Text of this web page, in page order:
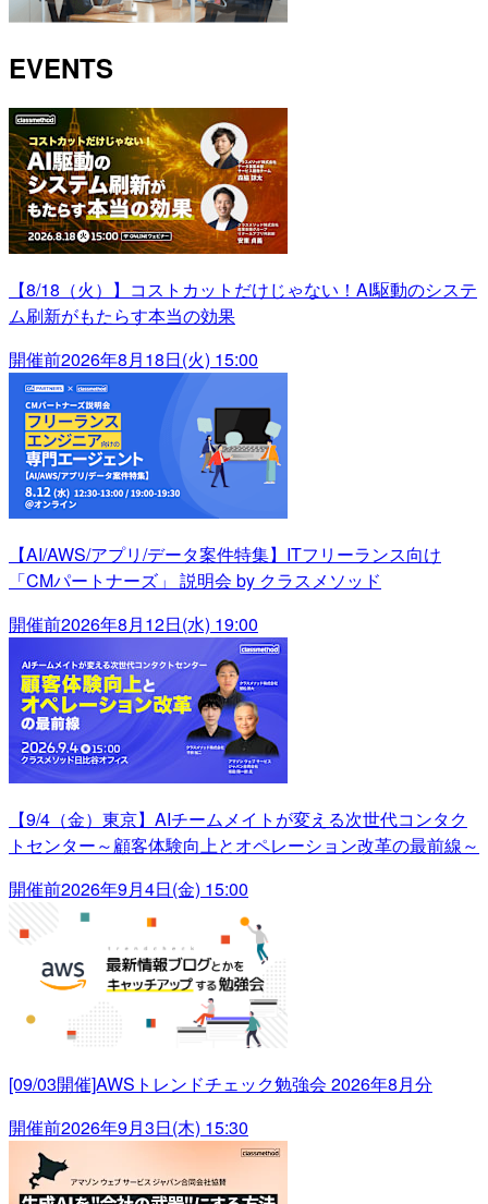
EVENTS
【8/18（火）】コストカットだけじゃない！AI駆動のシステ
ム刷新がもたらす本当の効果
開催前2026年8月18日(火) 15:00
【AI/AWS/アプリ/データ案件特集】ITフリーランス向け
「CMパートナーズ」 説明会 by クラスメソッド
開催前2026年8月12日(水) 19:00
【9/4（金）東京】AIチームメイトが変える次世代コンタク
トセンター～顧客体験向上とオペレーション改革の最前線～
開催前2026年9月4日(金) 15:00
[09/03開催]AWSトレンドチェック勉強会 2026年8月分
開催前2026年9月3日(木) 15:30